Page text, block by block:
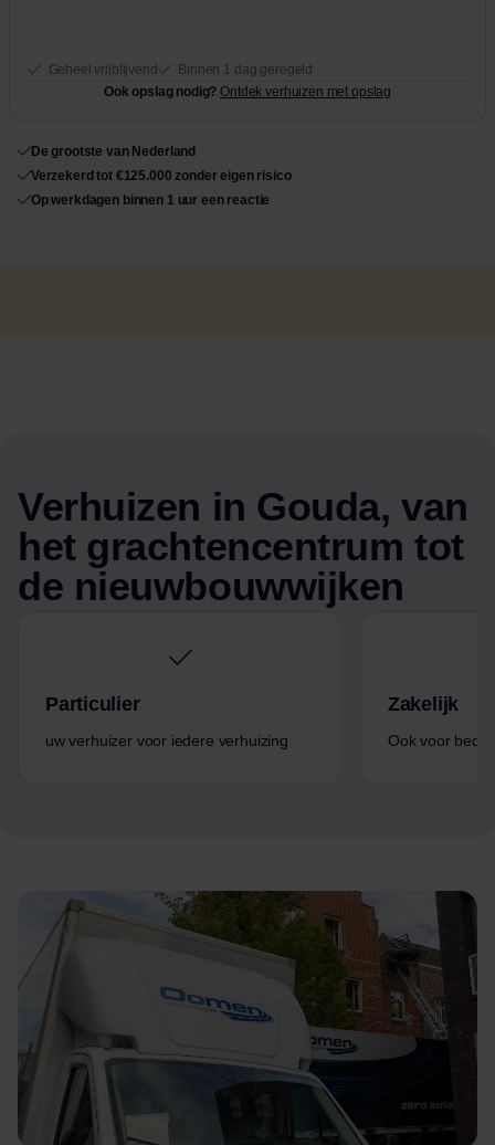
Geheel vrijblijvend
Binnen 1 dag geregeld
Ook opslag nodig? Ontdek verhuizen met opslag
De grootste van Nederland
Verzekerd tot €125.000 zonder eigen risico
Op werkdagen binnen 1 uur een reactie
Verhuizen in Gouda, van
het grachtencentrum tot
de nieuwbouwwijken
Particulier
uw verhuizer voor iedere verhuizing
Zakelijk
Ook voor